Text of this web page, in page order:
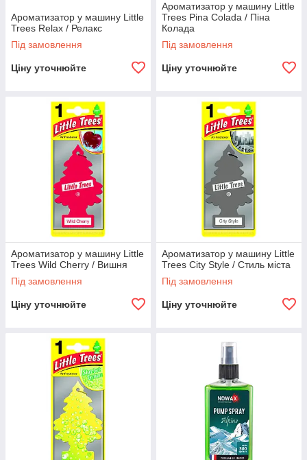
Ароматизатор у машину Little
Trees Relax / Релакс
Під замовлення
Ціну уточнюйте
Ароматизатор у машину Little
Trees Pina Colada / Піна
Колада
Під замовлення
Ціну уточнюйте
Ароматизатор у машину Little
Trees Wild Cherry / Вишня
Під замовлення
Ціну уточнюйте
Ароматизатор у машину Little
Trees City Style / Стиль міста
Під замовлення
Ціну уточнюйте